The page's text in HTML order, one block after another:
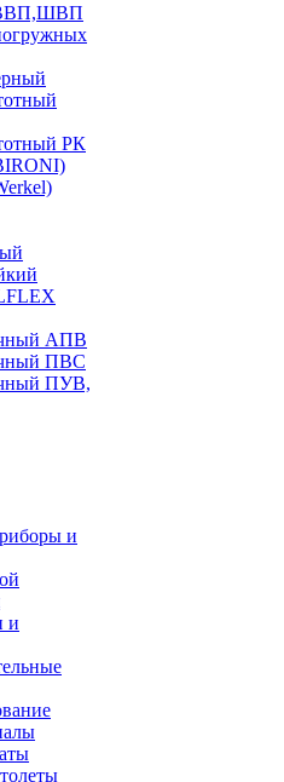
РК
АПВ
ПВС
ПУВ,
и
и